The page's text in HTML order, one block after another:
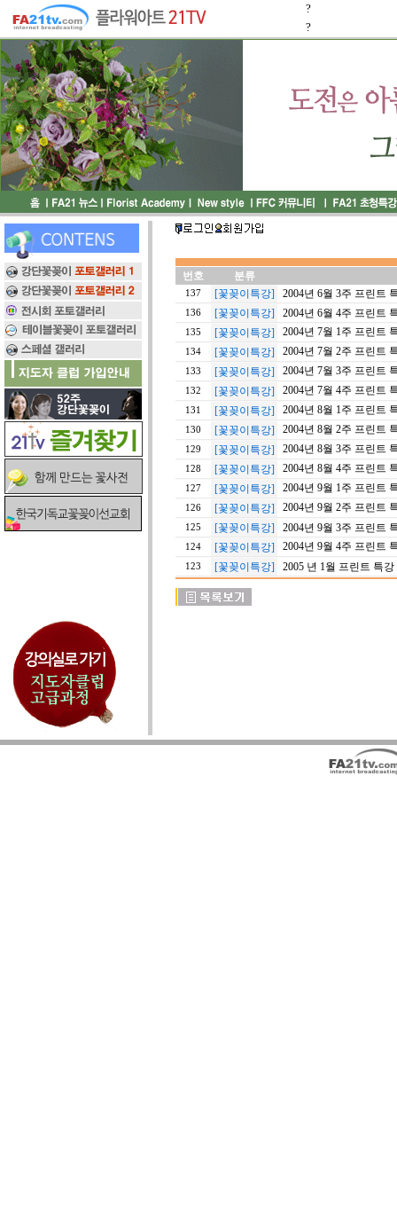
?
?
번호 분류
137 [꽃꽂이특강] 2004년 6월 3주 프린트
136 [꽃꽂이특강] 2004년 6월 4주 프린트
135 [꽃꽂이특강] 2004년 7월 1주 프린트
134 [꽃꽂이특강] 2004년 7월 2주 프린트
133 [꽃꽂이특강] 2004년 7월 3주 프린트
132 [꽃꽂이특강] 2004년 7월 4주 프린트
131 [꽃꽂이특강] 2004년 8월 1주 프린트
130 [꽃꽂이특강] 2004년 8월 2주 프린트
129 [꽃꽂이특강] 2004년 8월 3주 프린트
128 [꽃꽂이특강] 2004년 8월 4주 프린트
127 [꽃꽂이특강] 2004년 9월 1주 프린트
126 [꽃꽂이특강] 2004년 9월 2주 프린트
125 [꽃꽂이특강] 2004년 9월 3주 프린트
124 [꽃꽂이특강] 2004년 9월 4주 프린트
123 [꽃꽂이특강] 2005 년 1월 프린트 특강